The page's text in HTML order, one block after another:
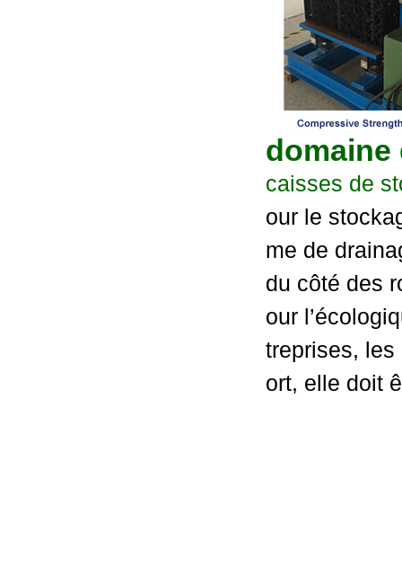
domaine
caisses de
our le
me de
du côté des
our
treprises,
ort, elle doit